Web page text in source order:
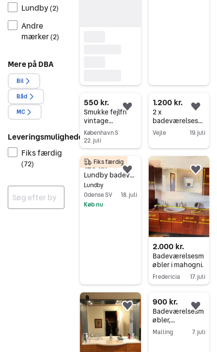
Lundby(2)
Andre
mærker(2)
Mere på DBA
Bil
Båd
MC
Leveringsmuligheder
Fiks færdig
(72)
550 kr.
Smukke fejlfri
vintage
badeværelsesm
øbler
København S
22. juli
Føj til favoritter.
Gå til annoncen
1.200 kr.
2 x
badeværelsesm
øbler med
håndvask
Vejle 19. juli
Gå til annoncen
125 kr.
Lundby badeværelsesmøbler
Lundby
Odense SV
18. juli
Køb nu
Fiks færdig
Føj til favoritter.
2.000 kr.
Badeværelsesm
øbler i mahogni.
Fredericia 17. juli
Føj
Føj til favoritter.
900 kr.
Badeværelsesm
øbler,
vaskeskab og
højskabe
Malling 7. juli
Føj